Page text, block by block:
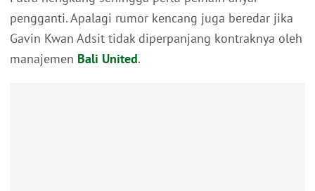
pengganti. Apalagi rumor kencang juga beredar jika
Gavin Kwan Adsit tidak diperpanjang kontraknya oleh
manajemen Bali United.